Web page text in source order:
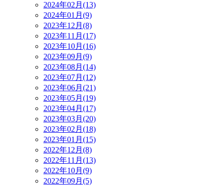
2024年02月(13)
2024年01月(9)
2023年12月(8)
2023年11月(17)
2023年10月(16)
2023年09月(9)
2023年08月(14)
2023年07月(12)
2023年06月(21)
2023年05月(19)
2023年04月(17)
2023年03月(20)
2023年02月(18)
2023年01月(15)
2022年12月(8)
2022年11月(13)
2022年10月(9)
2022年09月(5)